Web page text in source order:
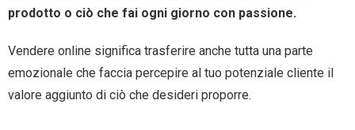
prodotto o ciò che fai ogni giorno con passione.
Vendere online significa trasferire anche tutta una parte
emozionale che faccia percepire al tuo potenziale cliente il
valore aggiunto di ciò che desideri proporre.